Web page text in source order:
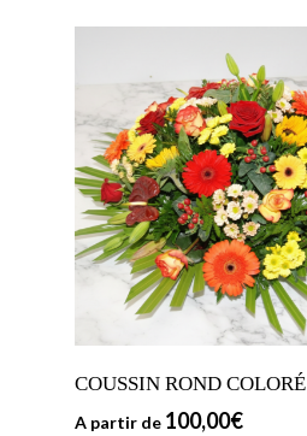
COUSSIN ROND COLORÉ
A partir de 100,00€